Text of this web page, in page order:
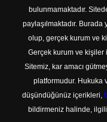
bulunmamaktadır.
paylaşılmaktadır.
olup, gerçek kurum ve
Gerçek kurum ve
Sitemiz, kar amacı
platformudur. Hukuka
düşündüğünüz içerikleri,
bildirmeniz halinde,